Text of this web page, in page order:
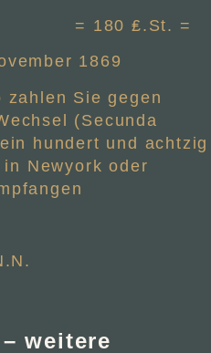
=
1869
zahlen Sie gegen
(Secunda
hundert und achtzig
Newyork oder
– weitere